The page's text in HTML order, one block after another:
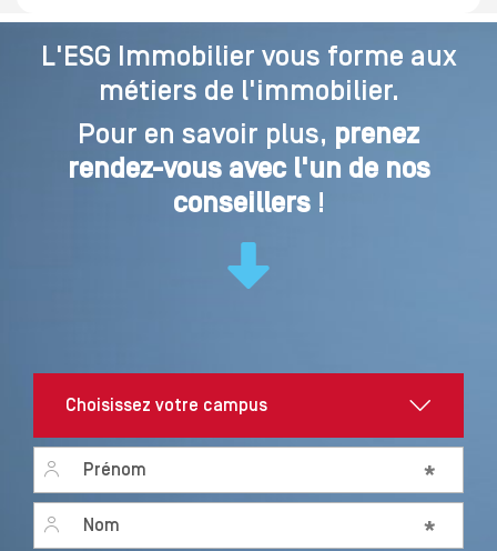
L'ESG Immobilier vous forme aux
métiers de l'immobilier.
Pour en savoir plus, prenez
rendez-vous avec l'un de nos
conseillers!
First name
Last name